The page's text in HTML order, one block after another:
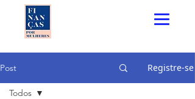
Post Registre-se
Todos